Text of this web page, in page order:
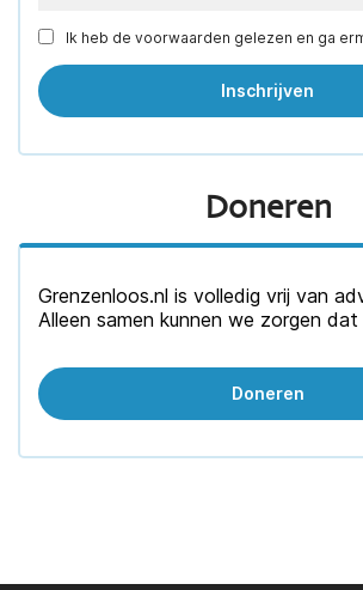
Ik heb de voorwaarden gelezen en ga
Doneren
Grenzenloos.nl is volledig vrij van
Alleen samen kunnen we zorgen
Doneren